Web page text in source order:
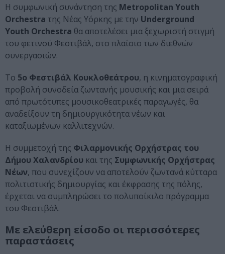
Η συμφωνική συνάντηση της Metropolitan Youth
Orchestra της Νέας Υόρκης με την Underground
Youth Orchestra θα αποτελέσει μια ξεχωριστή στιγμή
του φετινού Φεστιβάλ, στο πλαίσιο των διεθνών
συνεργασιών.
Το 5ο Φεστιβάλ Κουκλοθεάτρου, η κινηματογραφική
προβολή συνοδεία ζωντανής μουσικής και μια σειρά
από πρωτότυπες μουσικοθεατρικές παραγωγές, θα
αναδείξουν τη δημιουργικότητα νέων και
καταξιωμένων καλλιτεχνών.
Η συμμετοχή της Φιλαρμονικής Ορχήστρας του
Δήμου Χαλανδρίου και της Συμφωνικής Ορχήστρας
Νέων, που συνεχίζουν να αποτελούν ζωντανά κύτταρα
πολιτιστικής δημιουργίας και έκφρασης της πόλης,
έρχεται να συμπληρώσει το πολυποίκιλο πρόγραμμα
του Φεστιβάλ.
Με ελεύθερη είσοδο οι περισσότερες
παραστάσεις